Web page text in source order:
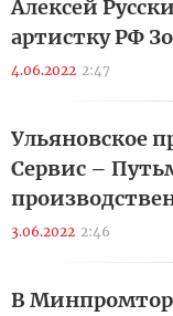
Алексей
артистку РФ
4.06.2022 2:47
Ульяновское
Сервис –
3.06.2022 2:46
В